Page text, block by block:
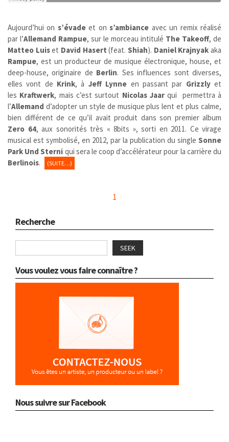
Aujourd’hui on s’évadeet ons’ambiance avec un remix réalisé
par l’Allemand Rampue, sur le morceau intitulé The Takeoff, de
Matteo Luiset David Hasert (feat.Shiah). Daniel Krajnyak aka
Rampue, est un producteur de musique électronique, house, et
deep-house, originaire de Berlin. Ses influences sont diverses,
elles vont de Krink, à Jeff Lynne en passant par Grizzlyet
les Kraftwerk, mais c’est surtout Nicolas Jaarqui permettra à
l’Allemand d’adopter un style de musique plus lent et plus calme,
bien différent de ce qu’il avait produit dans son premier album
Zero 64, aux sonorités très « 8bits », sorti en 2011. Ce virage
musical est symbolisé, en 2012, par la publication du single Sonne
Park Und Sterni qui sera le coop d’accélérateur pour la carrière du
Berlinois. (SUITE…)
1
Recherche
SEEK
Vous voulez vous faire connaître ?
Nous suivre sur Facebook